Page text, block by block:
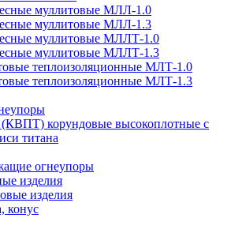
муллитовые МЛЛ-1.0
муллитовые МЛЛ-1.3
муллитовые МЛЛТ-1.0
муллитовые МЛЛТ-1.3
теплоизоляционные МЛТ-1.0
теплоизоляционные МЛТ-1.3
корундовые высокоплотные с
титана
огнеупоры
изделия
изделия
конус